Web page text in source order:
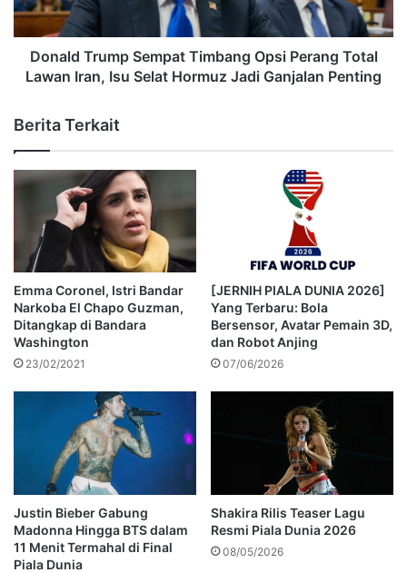
Donald Trump Sempat Timbang Opsi Perang Total
Lawan Iran, Isu Selat Hormuz Jadi Ganjalan Penting
Berita Terkait
Emma Coronel, Istri Bandar
Narkoba El Chapo Guzman,
Ditangkap di Bandara
Washington
23/02/2021
[JERNIH PIALA DUNIA 2026]
Yang Terbaru: Bola
Bersensor, Avatar Pemain 3D,
dan Robot Anjing
07/06/2026
Justin Bieber Gabung
Madonna Hingga BTS dalam
11 Menit Termahal di Final
Piala Dunia
Shakira Rilis Teaser Lagu
Resmi Piala Dunia 2026
08/05/2026